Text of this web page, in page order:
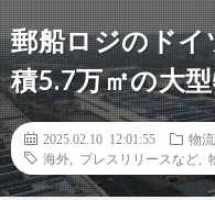
郵船ロジのドイ
積5.7万㎡の大
2025.02.10 12:01:55
物
海外
プレスリリースなど